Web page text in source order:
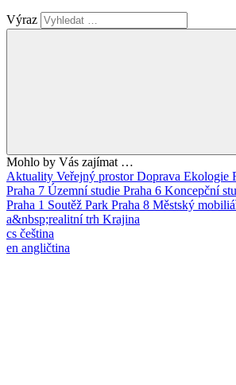
Výraz
Mohlo by Vás zajímat …
Aktuality Veřejný prostorDoprava Ekologie
Praha 7 Územní studie Praha 6 Koncepční
Praha 1 Soutěž Park Praha 8 Městský
a&nbsp;realitní trh Krajina
cs čeština
en angličtina